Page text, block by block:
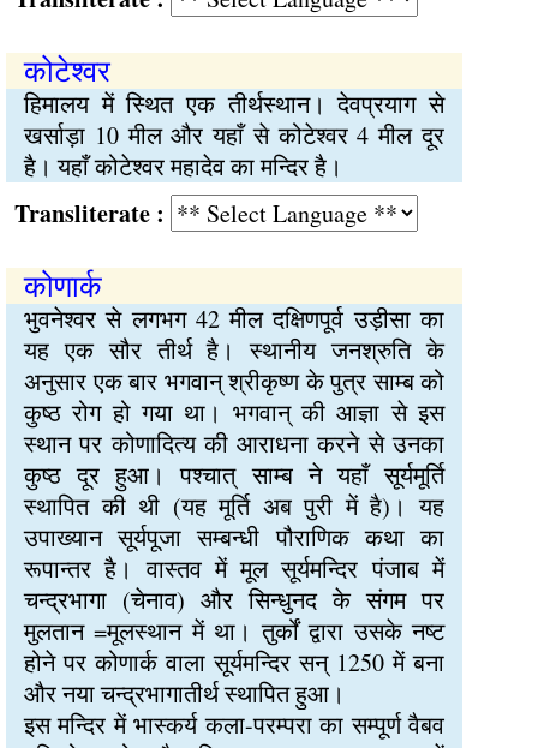
कोटेश्वर
हिमालय में स्थित एक तीर्थस्थान। देवप्रयाग से
खर्साड़ा 10 मील और यहाँ से कोटेश्वर 4 मील दूर
है। यहाँ कोटेश्वर महादेव का मन्दिर है।
:
कोणार्क
भुवनेश्वर से लगभग 42 मील दक्षिणपूर्व उड़ीसा का
यह एक सौर तीर्थ है। स्थानीय जनश्रुति के
अनुसार एक बार भगवान् श्रीकृष्ण के पुत्र साम्ब को
कुष्ठ रोग हो गया था। भगवान् की आज्ञा से इस
स्थान पर कोणादित्य की आराधना करने से उनका
कुष्ठ दूर हुआ। पश्चात् साम्ब ने यहाँ सूर्यमूर्ति
स्थापित की थी (यह मूर्ति अब पुरी में है)। यह
उपाख्यान सूर्यपूजा सम्बन्धी पौराणिक कथा का
रूपान्तर है। वास्तव में मूल सूर्यमन्दिर पंजाब में
चन्द्रभागा (चेनाव) और सिन्धुनद के संगम पर
मुलतान =मूलस्थान में था। तुर्कों द्वारा उसके नष्ट
होने पर कोणार्क वाला सूर्यमन्दिर सन् 1250 में बना
और नया चन्द्रभागातीर्थ स्थापित हुआ।
इस मन्दिर में भास्कर्य कला-परम्परा का सम्पूर्ण वैबव